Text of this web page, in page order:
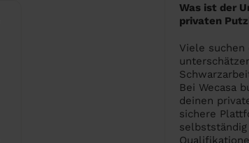
Was ist der
privaten
Viele suchen
Bei Wecasa
deinen
sichere